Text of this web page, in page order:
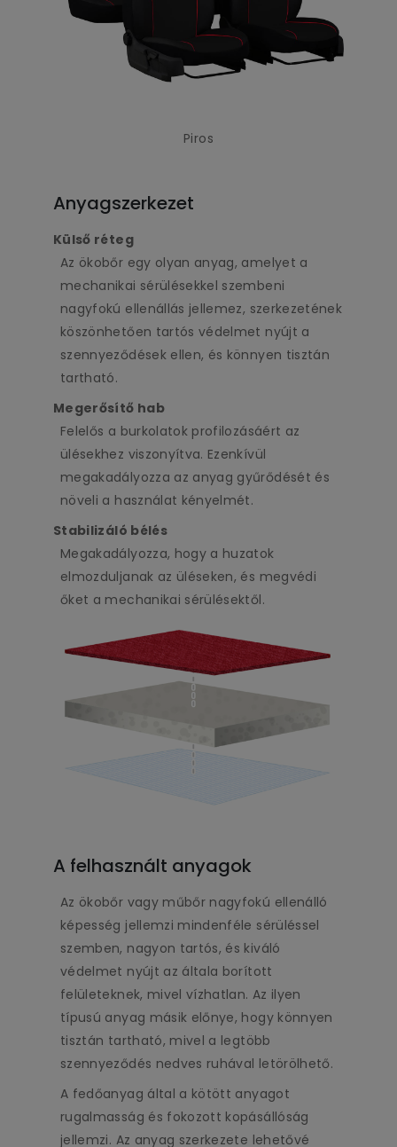
Piros
Anyagszerkezet
Külső réteg
Az ökobőr egy olyan anyag, amelyet a
mechanikai sérülésekkel szembeni
nagyfokú ellenállás jellemez, szerkezetének
köszönhetően tartós védelmet nyújt a
szennyeződések ellen, és könnyen tisztán
tartható.
Megerősítő hab
Felelős a burkolatok profilozásáért az
ülésekhez viszonyítva. Ezenkívül
megakadályozza az anyag gyűrődését és
növeli a használat kényelmét.
Stabilizáló bélés
Megakadályozza, hogy a huzatok
elmozduljanak az üléseken, és megvédi
őket a mechanikai sérülésektől.
A felhasznált anyagok
Az ökobőr vagy műbőr nagyfokú ellenálló
képesség jellemzi mindenféle sérüléssel
szemben, nagyon tartós, és kiváló
védelmet nyújt az általa borított
felületeknek, mivel vízhatlan. Az ilyen
típusú anyag másik előnye, hogy könnyen
tisztán tartható, mivel a legtöbb
szennyeződés nedves ruhával letörölhető.
A fedőanyag által a kötött anyagot
rugalmasság és fokozott kopásállóság
jellemzi. Az anyag szerkezete lehetővé